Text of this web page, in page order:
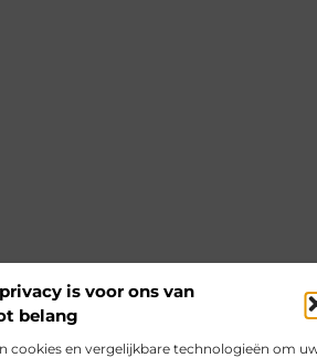
is voor ons van
belang
cookies en vergelijkbare technologieën om